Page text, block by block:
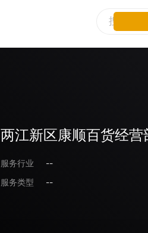
两江新区康顺百货经营
服务行业
--
服务类型
--